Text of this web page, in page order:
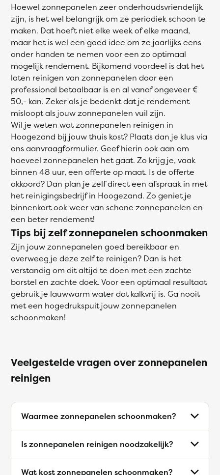
Hoewel zonnepanelen zeer onderhoudsvriendelijk
zijn, is het wel belangrijk om ze periodiek schoon te
maken. Dat hoeft niet elke week of elke maand,
maar het is wel een goed idee om ze jaarlijks eens
onder handen te nemen voor een zo optimaal
mogelijk rendement. Bijkomend voordeel is dat het
laten reinigen van zonnepanelen door een
professional betaalbaar is en al vanaf ongeveer €
50,- kan. Zeker als je bedenkt dat je rendement
misloopt als jouw zonnepanelen vuil zijn.
Wil je weten wat zonnepanelen reinigen in
Hoogezand bij jouw thuis kost? Plaats dan je klus via
ons aanvraagformulier. Geef hierin ook aan om
hoeveel zonnepanelen het gaat. Zo krijg je, vaak
binnen 48 uur, een offerte op maat. Is de offerte
akkoord? Dan plan je zelf direct een afspraak in met
het reinigingsbedrijf in Hoogezand. Zo geniet je
binnenkort ook weer van schone zonnepanelen en
een beter rendement!
Tips bij zelf zonnepanelen schoonmaken
Zijn jouw zonnepanelen goed bereikbaar en
overweeg je deze zelf te reinigen? Dan is het
verstandig om dit altijd te doen met een zachte
borstel en zachte doek. Voor een optimaal resultaat
gebruik je lauwwarm water dat kalkvrij is. Ga nooit
met een hogedrukspuit jouw zonnepanelen
schoonmaken!
Veelgestelde vragen over zonnepanelen
reinigen
Waarmee zonnepanelen schoonmaken?
Is zonnepanelen reinigen noodzakelijk?
Wat kost zonnepanelen schoonmaken?